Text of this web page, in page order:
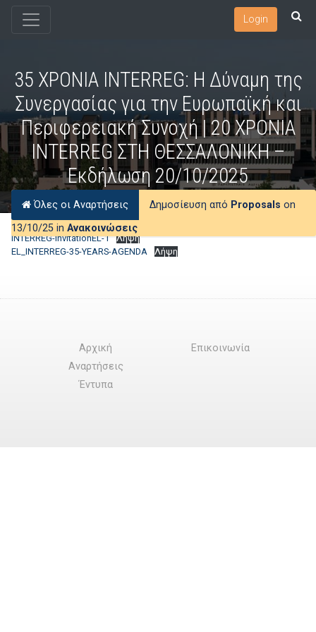
Login
35 ΧΡΟΝΙΑ INTERREG: Η Δύναμη της
Συνεργασίας για την Ευρωπαϊκή και
Περιφερειακή Συνοχή | 20 ΧΡΟΝΙΑ
INTERREG ΣΤΗ ΘΕΣΣΑΛΟΝΙΚΗ –
Εκδήλωση 20/10/2025
Όλες οι Αναρτήσεις Δημοσίευση από Proposals on
13/10/25 in Ανακοινώσεις
INTERREG-InvitationEL-1
Λήψη
EL_INTERREG-35-YEARS-AGENDA
Λήψη
Αρχική
Αναρτήσεις
Έντυπα
Επικοινωνία